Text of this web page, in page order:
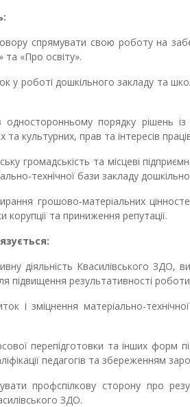
спрямувати свою роботу на
та «Про освіту».
у роботі дошкільного закладу та
порядку рішень
та культурних, прав та інтересів
громадськість та місцеві
технічної бази закладу
грошово-матеріальних
корупції та приниження репутації.
діяльність Квасилівського ЗДО,
підвищення результативності
і зміцнення матеріально-
перепідготовки та інших форм
педагогів та збереженням
профспілкову сторону про
ЗДО.